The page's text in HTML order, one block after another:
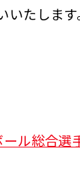
たします
ル総合選